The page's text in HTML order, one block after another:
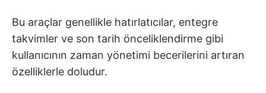
Bu araçlar genellikle hatırlatıcılar, entegre
takvimler ve son tarih önceliklendirme gibi
kullanıcının zaman yönetimi becerilerini artıran
özelliklerle doludur.